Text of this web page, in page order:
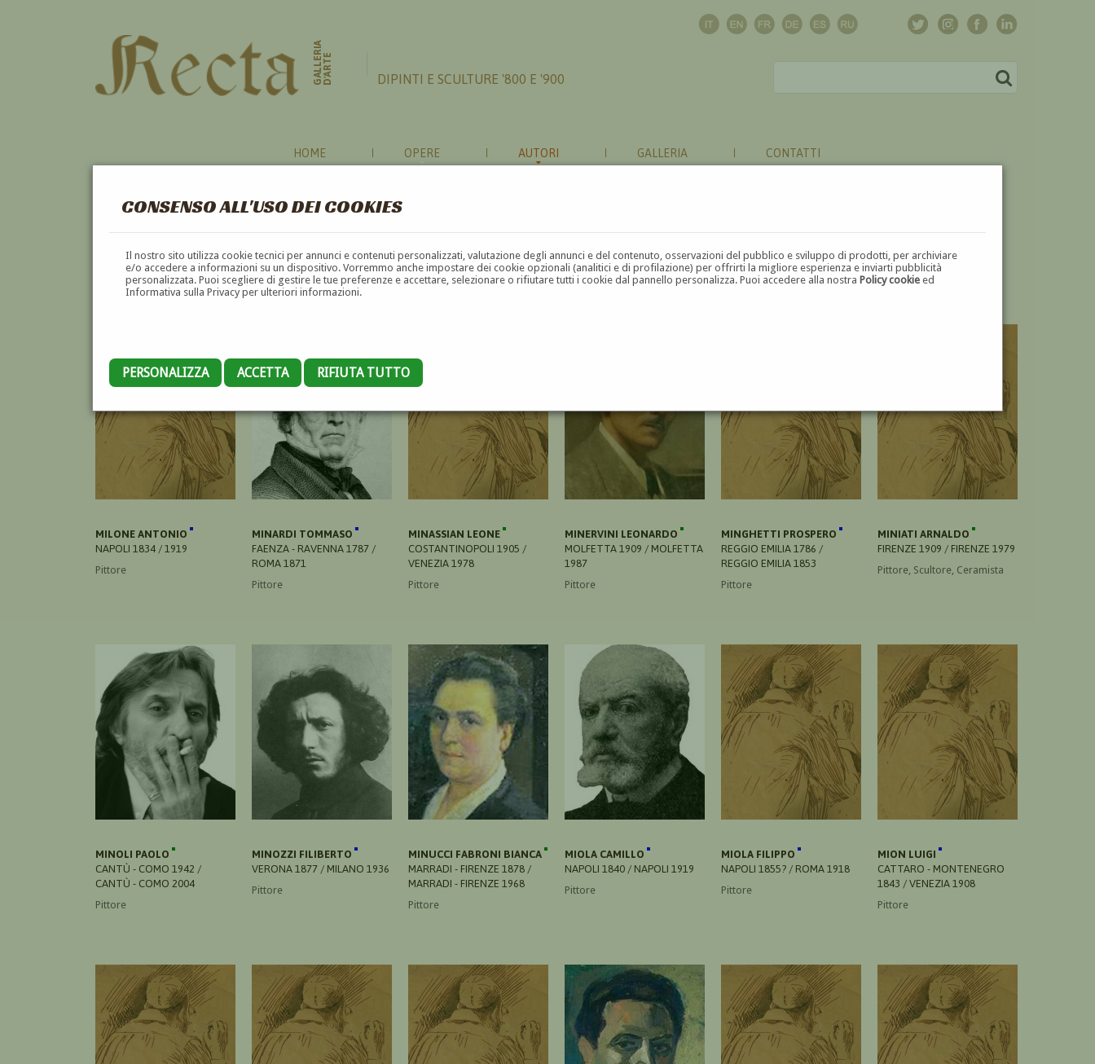
CONSENSO ALL'USO DEI COOKIES
Il nostro sito utilizza cookie tecnici per annunci e contenuti personalizzati, valutazione degli annunci e del contenuto, osservazioni del pubblico e sviluppo di prodotti, per archiviare
e/o accedere a informazioni su un dispositivo. Vorremmo anche impostare dei cookie opzionali (analitici e di profilazione) per offrirti la migliore esperienza e inviarti pubblicità
personalizzata. Puoi scegliere di gestire le tue preferenze e accettare, selezionare o rifiutare tutti i cookie dal pannello personalizza. Puoi accedere alla nostraPolicy cookie ed
Informativa sulla Privacy per ulteriori informazioni.
PERSONALIZZA ACCETTA RIFIUTA TUTTO
GALLERIAD'ARTE DIPINTI E SCULTURE '800 E '900
HOME OPERE AUTORI GALLERIA CONTATTI
PITTORI
A B C D E F G H I J K L M N O P Q R S T U V W X Y Z ⬅
MILONE ANTONIO
NAPOLI 1834 / 1919
Pittore
MINARDI TOMMASO
FAENZA - RAVENNA 1787 /
ROMA 1871
Pittore
MINASSIAN LEONE
COSTANTINOPOLI 1905 /
VENEZIA 1978
Pittore
MINERVINI LEONARDO
MOLFETTA 1909 / MOLFETTA
1987
Pittore
MINGHETTI PROSPERO
REGGIO EMILIA 1786 /
REGGIO EMILIA 1853
Pittore
MINIATI ARNALDO
FIRENZE 1909 / FIRENZE 1979
Pittore, Scultore, Ceramista
MINOLI PAOLO
CANTÙ - COMO 1942 /
CANTÙ - COMO 2004
Pittore
MINOZZI FILIBERTO
VERONA 1877 / MILANO 1936
Pittore
MINUCCI FABRONI BIANCA
MARRADI - FIRENZE 1878 /
MARRADI - FIRENZE 1968
Pittore
MIOLA CAMILLO
NAPOLI 1840 / NAPOLI 1919
Pittore
MIOLA FILIPPO
NAPOLI 1855? / ROMA 1918
Pittore
MION LUIGI
CATTARO - MONTENEGRO
1843 / VENEZIA 1908
Pittore